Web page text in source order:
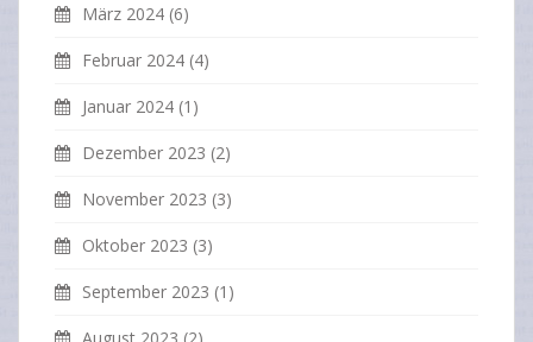
März 2024 (6)
Februar 2024 (4)
Januar 2024 (1)
Dezember 2023 (2)
November 2023 (3)
Oktober 2023 (3)
September 2023 (1)
August 2023 (2)